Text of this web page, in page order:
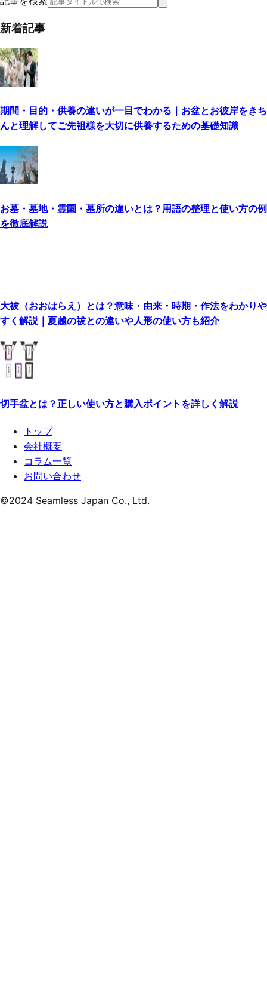
記事を検索
新着記事
期間・目的・供養の違いが一目でわかる｜お盆とお彼岸をきち
んと理解してご先祖様を大切に供養するための基礎知識
お墓・墓地・霊園・墓所の違いとは？用語の整理と使い方の例
を徹底解説
大祓（おおはらえ）とは？意味・由来・時期・作法をわかりや
すく解説｜夏越の祓との違いや人形の使い方も紹介
切手盆とは？正しい使い方と購入ポイントを詳しく解説
トップ
会社概要
コラム一覧
お問い合わせ
©2024 Seamless Japan Co., Ltd.